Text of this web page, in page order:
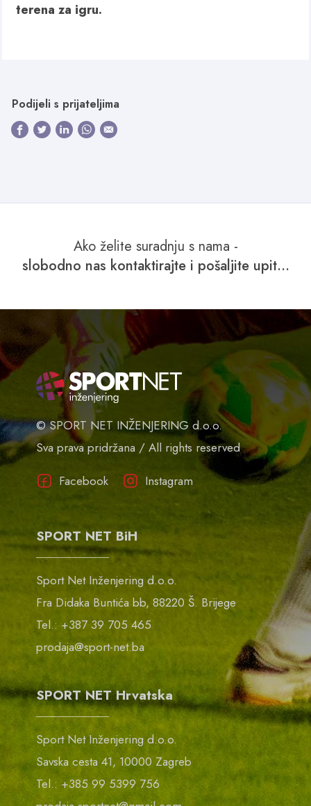
terena za igru.
Podijeli s prijateljima
Ako želite suradnju s nama -
slobodno nas kontaktirajte i pošaljite upit...
© SPORT NET INŽENJERING d.o.o.
Sva prava pridržana / All rights reserved
Facebook
Instagram
SPORT NET BiH
Sport Net Inženjering d.o.o.
Fra Didaka Buntića bb, 88220 Š. Brijege
Tel.: +387 39 705 465
prodaja@sport-net.ba
SPORT NET Hrvatska
Sport Net Inženjering d.o.o.
Savska cesta 41, 10000 Zagreb
Tel.: +385 99 5399 756